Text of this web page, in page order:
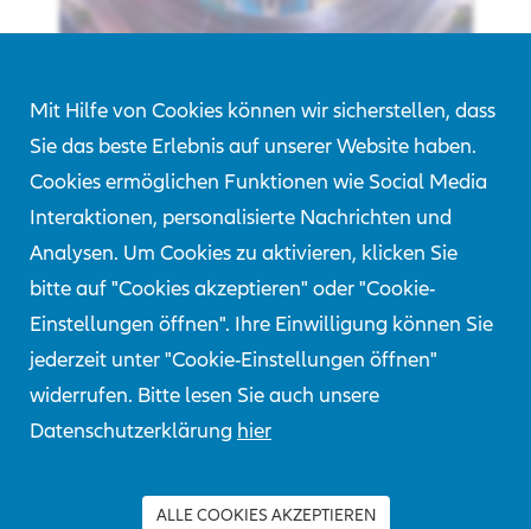
Mit Hilfe von Cookies können wir sicherstellen, dass
Sie das beste Erlebnis auf unserer Website haben.
Cookies ermöglichen Funktionen wie Social Media
Interaktionen, personalisierte Nachrichten und
Analysen. Um Cookies zu aktivieren, klicken Sie
bitte auf "Cookies akzeptieren" oder "Cookie-
Einstellungen öffnen". Ihre Einwilligung können Sie
jederzeit unter "Cookie-Einstellungen öffnen"
widerrufen. Bitte lesen Sie auch unsere
Datenschutzerklärung hier
ALLE COOKIES AKZEPTIEREN